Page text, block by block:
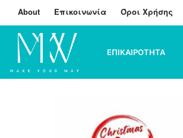
About Επικοινωνία Όροι Χρήσης
ΕΠΙΚΑΙΡΟΤΗΤΑ